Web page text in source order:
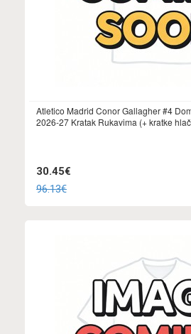
Atletico Madrid Conor Gallagher #4
2026-27 Kratak Rukavima (+ kratke
30.45€
96.13€